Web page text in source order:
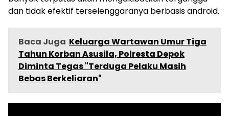
dan tidak efektif terselenggaranya berbasis android.
Baca Juga Keluarga Wartawan Umur Tiga
Tahun Korban Asusila, Polresta Depok
Diminta Tegas "Terduga Pelaku Masih
Bebas Berkeliaran"